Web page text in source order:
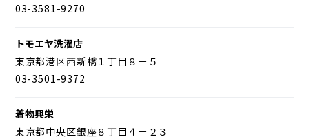
03-3581-9270
トモエヤ洗濯店
東京都港区西新橋１丁目８－５
03-3501-9372
着物興栄
東京都中央区銀座８丁目４－２３